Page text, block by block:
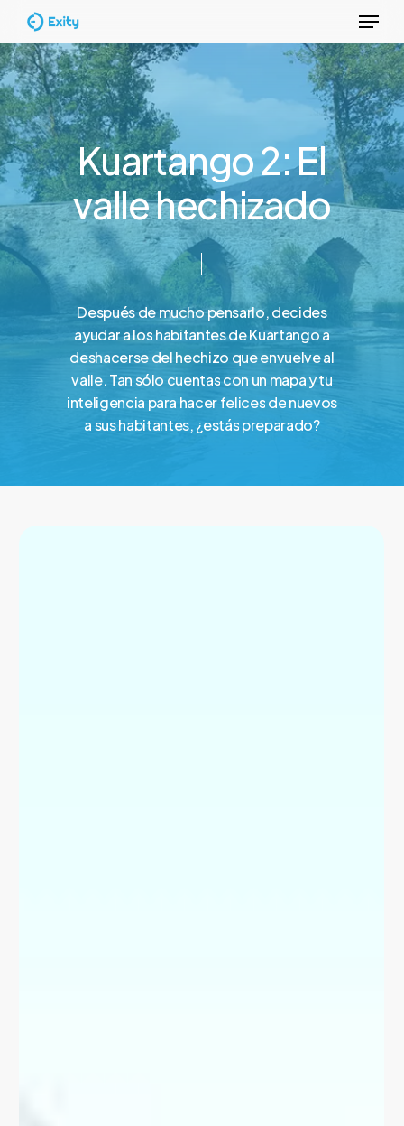
Skip
to
main
content
Menu
Kuartango2:El
vallehechizado
Despuésdemuchopensarlo,decides
ayudaraloshabitantesdeKuartangoa
deshacersedelhechizo queenvuelveal
valle.Tansólo cuentascon un mapaytu
inteligencia para hacerfelicesdenuevos
asushabitantes,¿estáspreparado?
Close
Menu